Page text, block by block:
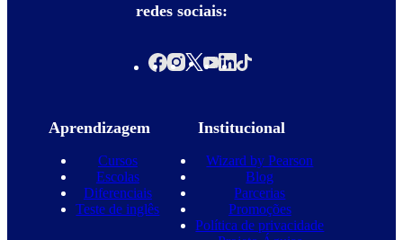
redes sociais:
Aprendizagem
Cursos
Escolas
Diferenciais
Teste de inglês
Institucional
Wizard by Pearson
Blog
Parcerias
Promoções
Política de privacidade